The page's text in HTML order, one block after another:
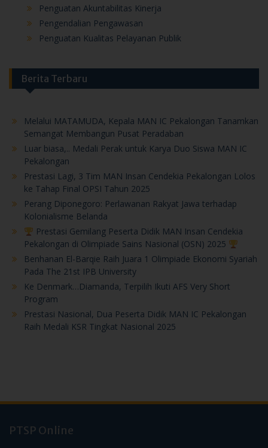
Penguatan Akuntabilitas Kinerja
Pengendalian Pengawasan
Penguatan Kualitas Pelayanan Publik
Berita Terbaru
Melalui MATAMUDA, Kepala MAN IC Pekalongan Tanamkan
Semangat Membangun Pusat Peradaban
Luar biasa,.. Medali Perak untuk Karya Duo Siswa MAN IC
Pekalongan
Prestasi Lagi, 3 Tim MAN Insan Cendekia Pekalongan Lolos
ke Tahap Final OPSI Tahun 2025
Perang Diponegoro: Perlawanan Rakyat Jawa terhadap
Kolonialisme Belanda
Prestasi Gemilang Peserta Didik MAN Insan Cendekia
Pekalongan di Olimpiade Sains Nasional (OSN) 2025
Benhanan El-Barqie Raih Juara 1 Olimpiade Ekonomi Syariah
Pada The 21st IPB University
Ke Denmark…Diamanda, Terpilih Ikuti AFS Very Short
Program
Prestasi Nasional, Dua Peserta Didik MAN IC Pekalongan
Raih Medali KSR Tingkat Nasional 2025
PTSP Online